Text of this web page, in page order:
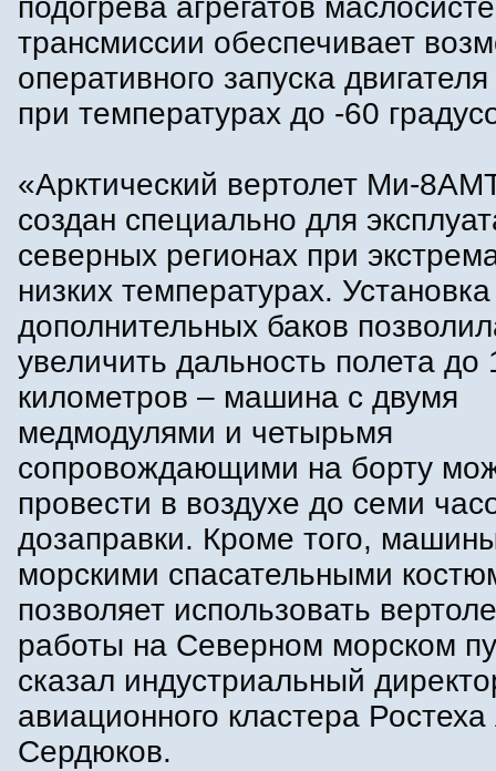
подогрева агрегатов
трансмиссии обеспечивает
оперативного запуска
при температурах до -60
«Арктический вертолет Ми-
создан специально для
северных регионах при
низких температурах. Установка
дополнительных баков
увеличить дальность полета до
километров – машина с двумя
медмодулями и четырьмя
сопровождающими на борту
провести в воздухе до семи
дозаправки. Кроме того,
морскими спасательными
позволяет использовать
работы на Северном морском
сказал индустриальный
авиационного кластера
Сердюков.